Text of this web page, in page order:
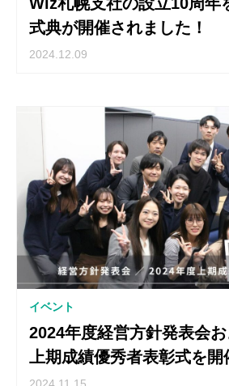
Wiz札幌支社の設立10周年
式典が開催されました！
2024.12.09
イベント
2024年度経営方針発表会
上期成績優秀者表彰式を開